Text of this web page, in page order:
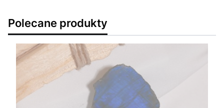
Polecane produkty